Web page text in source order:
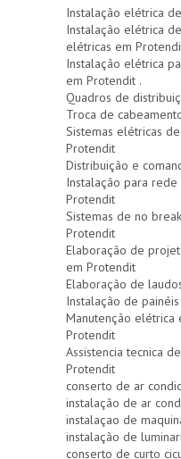
Instalação elétrica
Instalação elétrica
elétricas em
Instalação elétrica
em Protendit .
Quadros de
Troca de
Sistemas elétricas
Protendit
Distribuição e
Instalação para
Protendit
Sistemas de no
Protendit
Elaboração de
em Protendit
Elaboração de
Instalação de
Manutenção elétrica
Protendit
Assistencia tecnica
Protendit
conserto de ar
instalação de ar
instalaçao de
instalação de
conserto de curto